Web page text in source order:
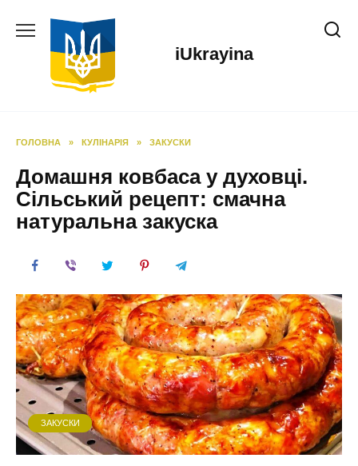
iUkrayina
ГОЛОВНА » КУЛІНАРІЯ » ЗАКУСКИ
Домашня ковбаса у духовці.
Сільський рецепт: смачна
натуральна закуска
ЗАКУСКИ